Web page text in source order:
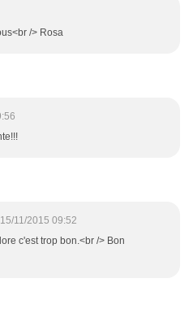
/> Rosa
15/11/2015 09:52
c'est trop bon.<br /> Bon